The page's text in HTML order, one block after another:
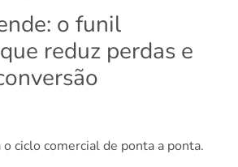
o funil
reduz perdas e
o ciclo comercial de ponta a ponta.